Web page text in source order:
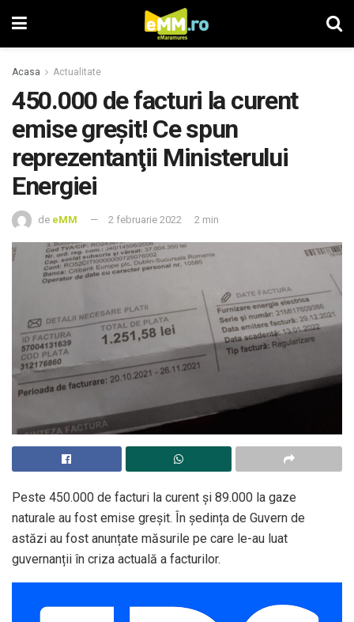
Acasa Actualitate
450.000 de facturi la curent
emise greșit! Ce spun
reprezentanţii Ministerului
Energiei
de eMM 2 februarie 2022 2 min
Peste 450.000 de facturi la curent și 89.000 la gaze
naturale au fost emise greșit. În ședința de Guvern de
astăzi au fost anunțate măsurile pe care le-au luat
guvernanții în criza actuală a facturilor.